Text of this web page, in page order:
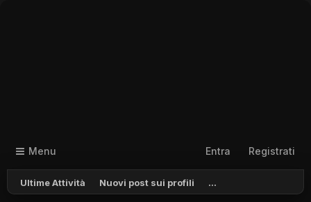
Menu
Ultime Attività Nuovi post sui profili ...
Entra Registrati